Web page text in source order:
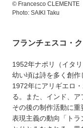
© Francesco CLEMENTE
Photo: SAIKI Taku
フランチェスコ・
1952年ナポリ（イタリ
幼い頃は詩を多く創作
1972年にアリギエロ
る。また、インド、
その後の制作活動に
表現主義の動向「ト